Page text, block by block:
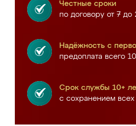
Честные сроки
по договору от 7 до
Надёжность с
предоплата всего
Срок службы 10+
с сохранением всех